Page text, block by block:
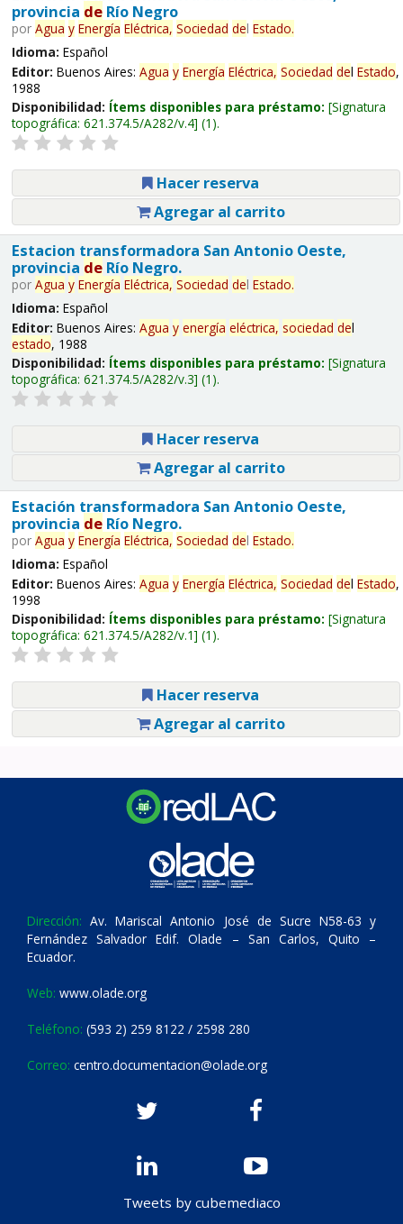
provincia deRío Negro
por Agua y Energía Eléctrica, Sociedad del Estado.
Idioma: Español
Editor: Buenos Aires: Agua y Energía Eléctrica, Sociedad del Estado,
1988
Disponibilidad: Ítems disponibles para préstamo: Signatura
topográfica: 621.374.5/A282/v.4 (1).
Hacer reserva
Agregar al carrito
Estacion transformadora San Antonio Oeste,
provincia deRío Negro.
por Agua y Energía Eléctrica, Sociedad del Estado.
Idioma: Español
Editor: Buenos Aires: Agua y energía eléctrica, sociedad del
estado, 1988
Disponibilidad: Ítems disponibles para préstamo: Signatura
topográfica: 621.374.5/A282/v.3 (1).
Hacer reserva
Agregar al carrito
Estación transformadora San Antonio Oeste,
provincia deRío Negro.
por Agua y Energía Eléctrica, Sociedad del Estado.
Idioma: Español
Editor: Buenos Aires: Agua y Energía Eléctrica, Sociedad del Estado,
1998
Disponibilidad: Ítems disponibles para préstamo: Signatura
topográfica: 621.374.5/A282/v.1 (1).
Hacer reserva
Agregar al carrito
Dirección: Av. Mariscal Antonio José de Sucre N58-63 y
Fernández Salvador Edif. Olade – San Carlos, Quito –
Ecuador.
Web: www.olade.org
Teléfono: (593 2) 259 8122 / 2598 280
Correo: centro.documentacion@olade.org
Tweets by cubemediaco